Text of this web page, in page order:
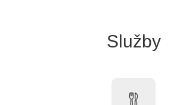
Služby